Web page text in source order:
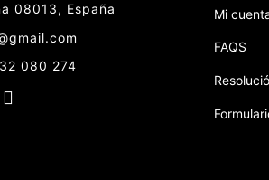
08013, España
080 274
Mi
FAQS